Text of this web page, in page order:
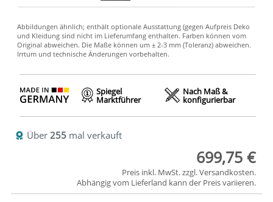
Spiegel
Marktführer
Nach Maß &
konfigurierbar
Über 255 mal verkauft
699,75 €
Preis inkl. MwSt. zzgl.Versandkosten.
Abhängig vom Lieferland kann der Preis variieren.